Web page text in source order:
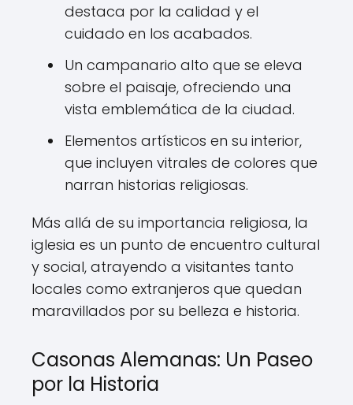
destaca por la calidad y el
cuidado en los acabados.
Un campanario alto que se eleva
sobre el paisaje, ofreciendo una
vista emblemática de la ciudad.
Elementos artísticos en su interior,
que incluyen vitrales de colores que
narran historias religiosas.
Más allá de su importancia religiosa, la
iglesia es un punto de encuentro cultural
y social, atrayendo a visitantes tanto
locales como extranjeros que quedan
maravillados por su belleza e historia.
Casonas Alemanas: Un Paseo
por la Historia